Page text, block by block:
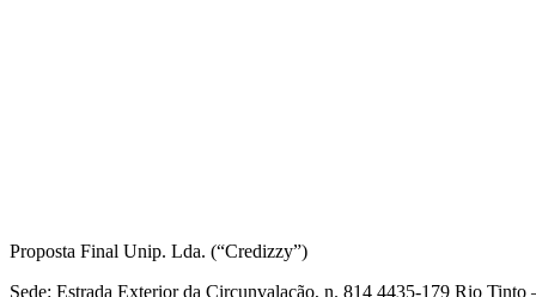
Proposta Final Unip. Lda. (“Credizzy”)
Sede: Estrada Exterior da Circunvalação, n. 814 4435-179 Rio Tinto